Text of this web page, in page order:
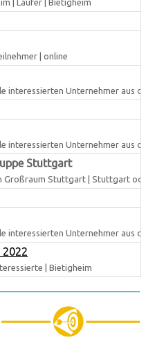
| Läufer | Bietigheim
| online
interessierten Unternehmer aus
interessierten Unternehmer aus
Stuttgart
Großraum Stuttgart | Stuttgart
interessierten Unternehmer aus
| Bietigheim